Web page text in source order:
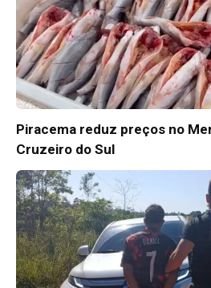
Piracema reduz preços no
Cruzeiro do Sul